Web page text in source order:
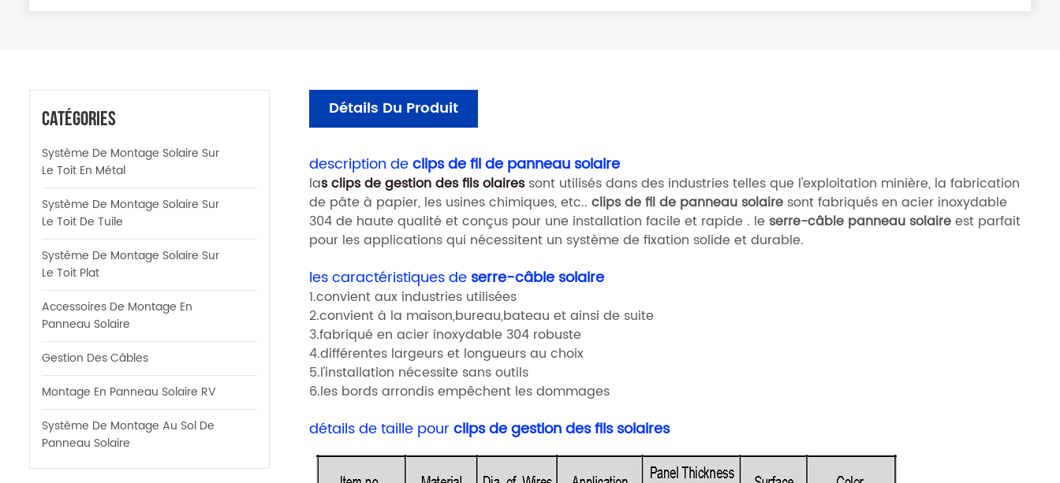
Catégories
Système De Montage Solaire Sur
Le Toit En Métal
Système De Montage Solaire Sur
Le Toit De Tuile
Système De Montage Solaire Sur
Le Toit Plat
Accessoires De Montage En
Panneau Solaire
Gestion Des Câbles
Montage En Panneau Solaire RV
Système De Montage Au Sol De
Panneau Solaire
Détails Du Produit
description declips de fil de panneau solaire
lasclips de gestion des fils olairessont utilisés dans des industries telles que l'exploitation minière, la fabrication
de pâte à papier, les usines chimiques, etc.. clips de fil de panneau solairesont fabriqués en acier inoxydable
304 de haute qualité et conçus pour une installation facile et rapide . leserre-câble panneau solaireest parfait
pour les applications qui nécessitent un système de fixation solide et durable.
les caractéristiques deserre-câble solaire
1.convient aux industries utilisées
2.convient à la maison,bureau,bateau et ainsi de suite
3.fabriqué en acier inoxydable 304 robuste
4.différentes largeurs et longueurs au choix
5.l'installation nécessite sans outils
6.les bords arrondis empêchent les dommages
détails de taille pour clips de gestion des fils solaires